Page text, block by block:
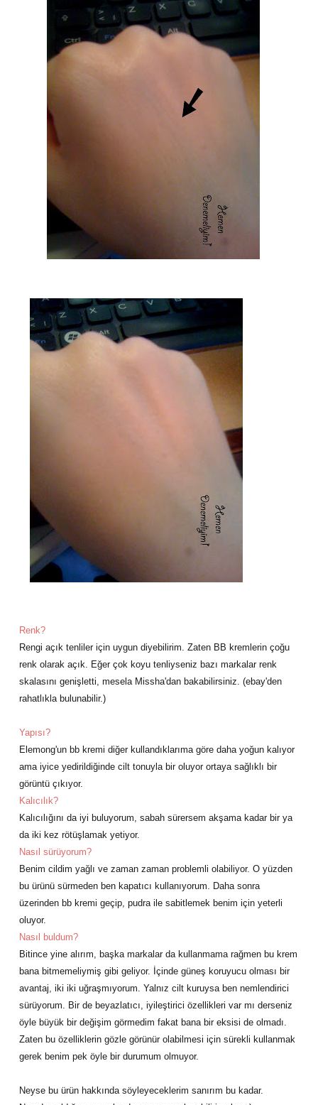
Renk?
Rengi açık tenliler için uygun diyebilirim. Zaten BB kremlerin çoğu
renk olarak açık. Eğer çok koyu tenliyseniz bazı markalar renk
skalasını genişletti, mesela Missha'dan bakabilirsiniz. (ebay'den
rahatlıkla bulunabilir.)
Yapısı?
Elemong'un bb kremi diğer kullandıklarıma göre daha yoğun kalıyor
ama iyice yedirildiğinde cilt tonuyla bir oluyor ortaya sağlıklı bir
görüntü çıkıyor.
Kalıcılık?
Kalıcılığını da iyi buluyorum, sabah sürersem akşama kadar bir ya
da iki kez rötüşlamak yetiyor.
Nasıl sürüyorum?
Benim cildim yağlı ve zaman zaman problemli olabiliyor. O yüzden
bu ürünü sürmeden ben kapatıcı kullanıyorum. Daha sonra
üzerinden bb kremi geçip, pudra ile sabitlemek benim için yeterli
oluyor.
Nasıl buldum?
Bitince yine alırım, başka markalar da kullanmama rağmen bu krem
bana bitmemeliymiş gibi geliyor. İçinde güneş koruyucu olması bir
avantaj, iki iki uğraşmıyorum. Yalnız cilt kuruysa ben nemlendirici
sürüyorum. Bir de beyazlatıcı, iyileştirici özellikleri var mı derseniz
öyle büyük bir değişim görmedim fakat bana bir eksisi de olmadı.
Zaten bu özelliklerin gözle görünür olabilmesi için sürekli kullanmak
gerek benim pek öyle bir durumum olmuyor.
Neyse bu ürün hakkında söyleyeceklerim sanırım bu kadar.